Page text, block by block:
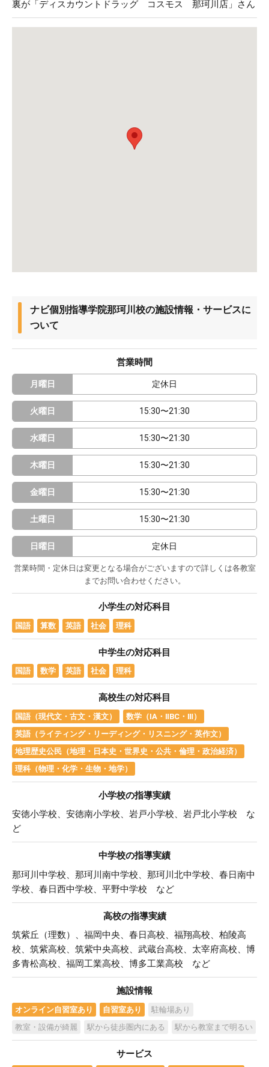
裏が「ディスカウントドラッグ コスモス 那珂川店」さん
ナビ個別指導学院那珂川校の施設情報・サービスに
ついて
営業時間
月曜日 定休日
火曜日 15:30〜21:30
水曜日 15:30〜21:30
木曜日 15:30〜21:30
金曜日 15:30〜21:30
土曜日 15:30〜21:30
日曜日 定休日
営業時間・定休日は変更となる場合がございますので詳しくは各教室
までお問い合わせください。
小学生の対応科目
国語 算数 英語 社会 理科
中学生の対応科目
国語 数学 英語 社会 理科
高校生の対応科目
国語（現代文・古文・漢文）
数学（ⅠA・ⅡBC・Ⅲ）
英語（ライティング・リーディング・リスニング・英作文）
地理歴史公民（地理・日本史・世界史・公共・倫理・政治経済）
理科（物理・化学・生物・地学）
小学校の指導実績
安徳小学校、安徳南小学校、岩戸小学校、岩戸北小学校 な
ど
中学校の指導実績
那珂川中学校、那珂川南中学校、那珂川北中学校、春日南中
学校、春日西中学校、平野中学校 など
高校の指導実績
筑紫丘（理数）、福岡中央、春日高校、福翔高校、柏陵高
校、筑紫高校、筑紫中央高校、武蔵台高校、太宰府高校、博
多青松高校、福岡工業高校、博多工業高校 など
施設情報
オンライン自習室あり 自習室あり
駐輪場あり
教室・設備が綺麗
駅から徒歩圏内にある 駅から教室まで明るい
サービス